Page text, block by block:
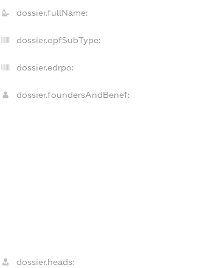
dossier.fullName:
dossier.opfSubType:
dossier.edrpo:
dossier.foundersAndBenef:
dossier.heads: